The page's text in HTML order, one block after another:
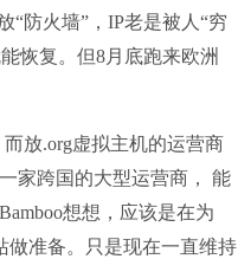
“防火墙”，IP老是被人“穷
恢复。但8月底跑来欧洲
而放.org虚拟主机的运营商
家跨国的大型运营商， 能
想想，应该是在为
做准备。只是现在一直维持